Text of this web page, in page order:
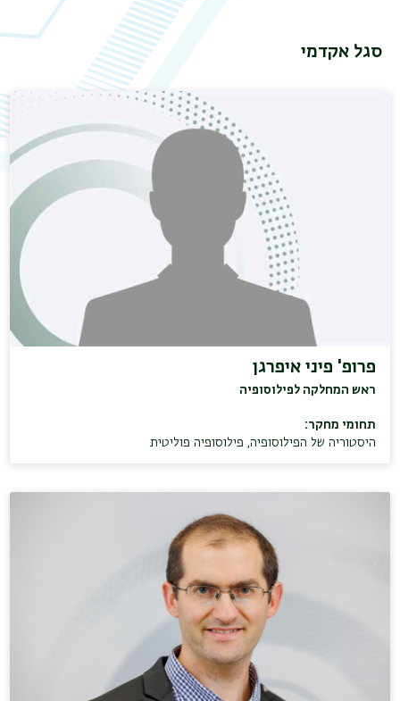
סגל אקדמי
פרופ' פיני איפרגן
ראש המחלקה לפילוסופיה
תחומי מחקר:
היסטוריה של הפילוסופיה, פילוסופיה פוליטית